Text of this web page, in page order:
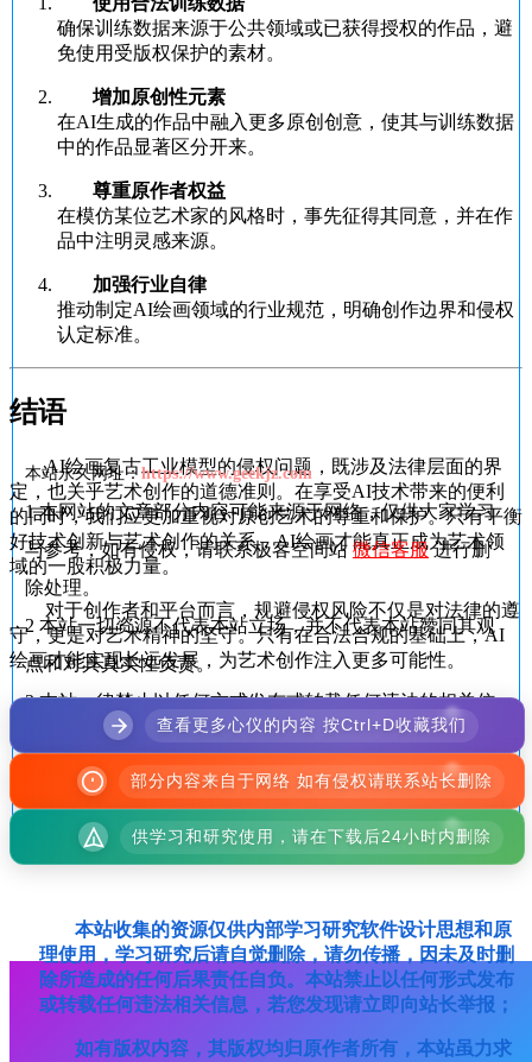
确保训练数据来源于公共领域或已获得授权的作品，避
免使用受版权保护的素材。
增加原创性元素
在AI生成的作品中融入更多原创创意，使其与训练数据
中的作品显著区分开来。
尊重原作者权益
在模仿某位艺术家的风格时，事先征得其同意，并在作
品中注明灵感来源。
加强行业自律
推动制定AI绘画领域的行业规范，明确创作边界和侵权
认定标准。
结语
AI绘画复古工业模型的侵权问题，既涉及法律层面的界
定，也关乎艺术创作的道德准则。在享受AI技术带来的便利
的同时，我们应更加重视对原创艺术的尊重和保护。只有平衡
好技术创新与艺术创作的关系，AI绘画才能真正成为艺术领
域的一股积极力量。
对于创作者和平台而言，规避侵权风险不仅是对法律的遵
守，更是对艺术精神的坚守。只有在合法合规的基础上，AI
绘画才能实现长远发展，为艺术创作注入更多可能性。
查看更多心仪的内容 按Ctrl+D收藏我们
部分内容来自于网络 如有侵权请联系站长删除
供学习和研究使用，请在下载后24小时内删除
本站永久网址： https://www.geekjz.com
1本网站的文章部分内容可能来源于网络，仅供大家学习
与参考，如有侵权，请联系极客空间站 微信客服进行删
除处理。
2 本站一切资源不代表本站立场，并不代表本站赞同其观
点和对其真实性负责。
3本站一律禁止以任何方式发布或转载任何违法的相关信
息，访客发现请向站长举报
本站代码模板仅供学习交流使用请勿商业运营，严禁从
事违法、侵权等任何非法活动，否则后果自负！
本站收集的资源仅供内部学习研究软件设计思想和原
理使用，学习研究后请自觉删除，请勿传播，因未及时删
除所造成的任何后果责任自负。本站禁止以任何形式发布
或转载任何违法相关信息，若您发现请立即向站长举报；
如有版权内容，其版权均归原作者所有，本站虽力求